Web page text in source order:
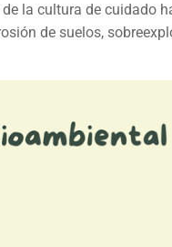
la cultura de cuidado
de suelos,